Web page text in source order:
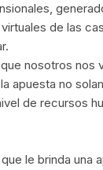
de las
nosotros nos
apuesta no
de recursos
le brinda una